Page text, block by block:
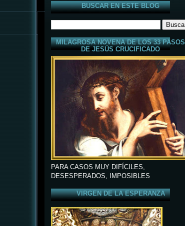
BUSCAR EN ESTE BLOG
MILAGROSA NOVENA DE LOS 33 PASOS
DE JESÚS CRUCIFICADO
PARA CASOS MUY DIFÍCILES,
DESESPERADOS, IMPOSIBLES
VIRGEN DE LA ESPERANZA